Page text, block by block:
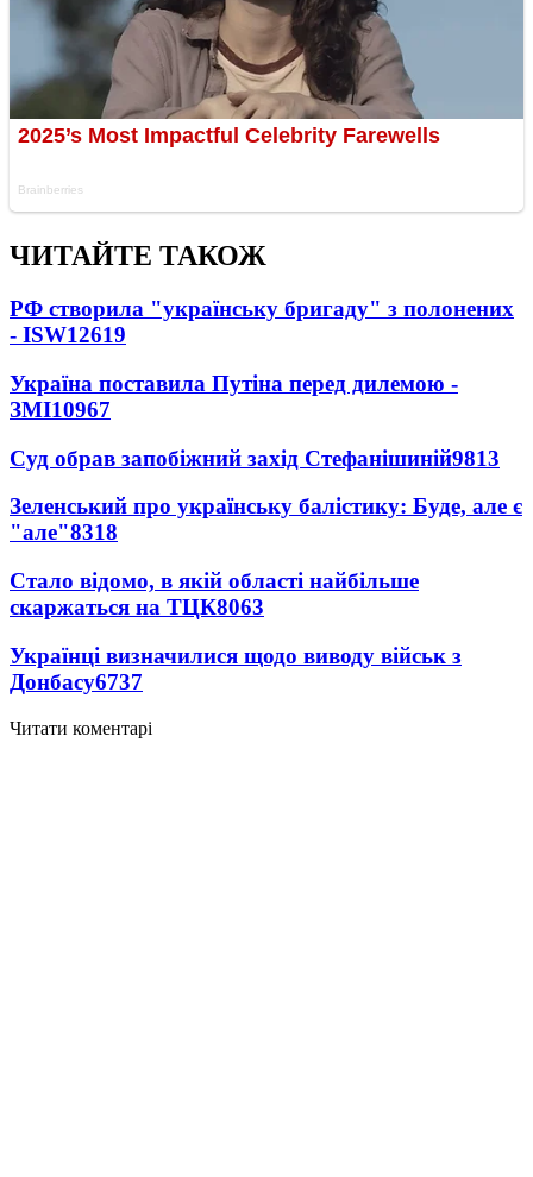
ЧИТАЙТЕ ТАКОЖ
РФ створила "українську бригаду" з полонених
- ISW12619
Україна поставила Путіна перед дилемою -
ЗМІ10967
Суд обрав запобіжний захід Стефанішиній9813
Зеленський про українську балістику: Буде, але є
"але"8318
Стало відомо, в якій області найбільше
скаржаться на ТЦК8063
Українці визначилися щодо виводу військ з
Донбасу6737
Читати коментарі